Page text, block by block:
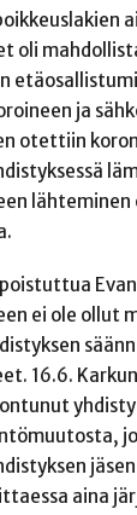
oli
ja
otettiin
ei ole ollut
16.6.
aina